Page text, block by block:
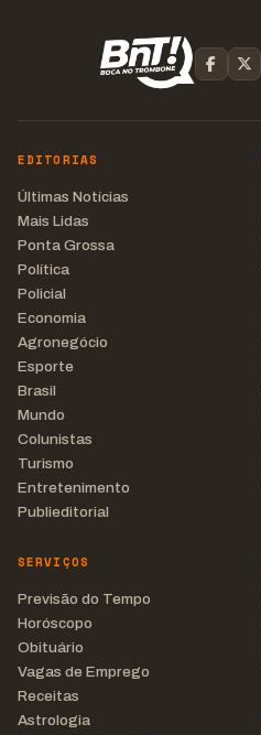
EDITORIAS
Últimas Notícias
Mais Lidas
Ponta Grossa
Política
Policial
Economia
Agronegócio
Esporte
Brasil
Mundo
Colunistas
Turismo
Entretenimento
Publieditorial
SERVIÇOS
Previsão do Tempo
Horóscopo
Obituário
Vagas de Emprego
Receitas
Astrologia